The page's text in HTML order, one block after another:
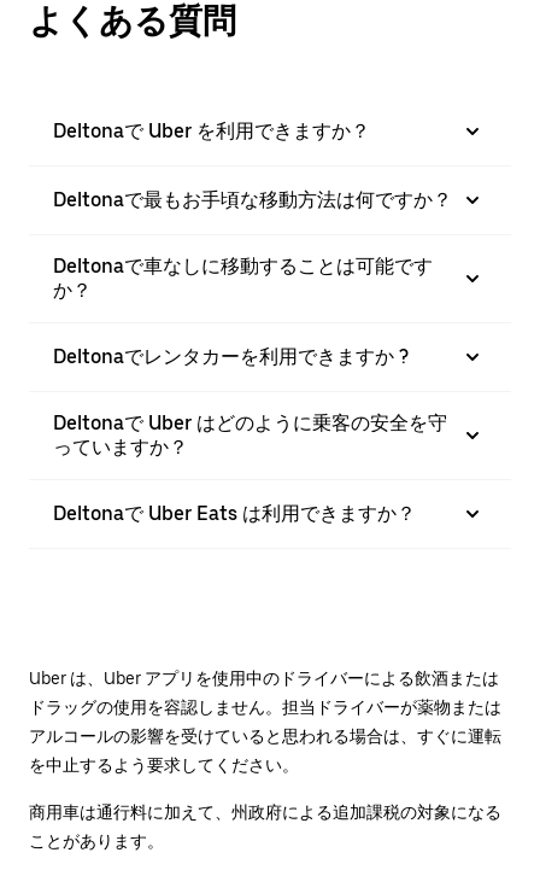
よくある質問
Deltonaで Uber を利用できますか？
Deltonaで最もお手頃な移動方法は何ですか？
Deltonaで車なしに移動することは可能です
か？
Deltonaでレンタカーを利用できますか ?
Deltonaで Uber はどのように乗客の安全を守
っていますか？
Deltonaで Uber Eats は利用できますか？
Uber は、Uber アプリを使用中のドライバーによる飲酒または
ドラッグの使用を容認しません。担当ドライバーが薬物または
アルコールの影響を受けていると思われる場合は、すぐに運転
を中止するよう要求してください。
商用車は通行料に加えて、州政府による追加課税の対象になる
ことがあります。